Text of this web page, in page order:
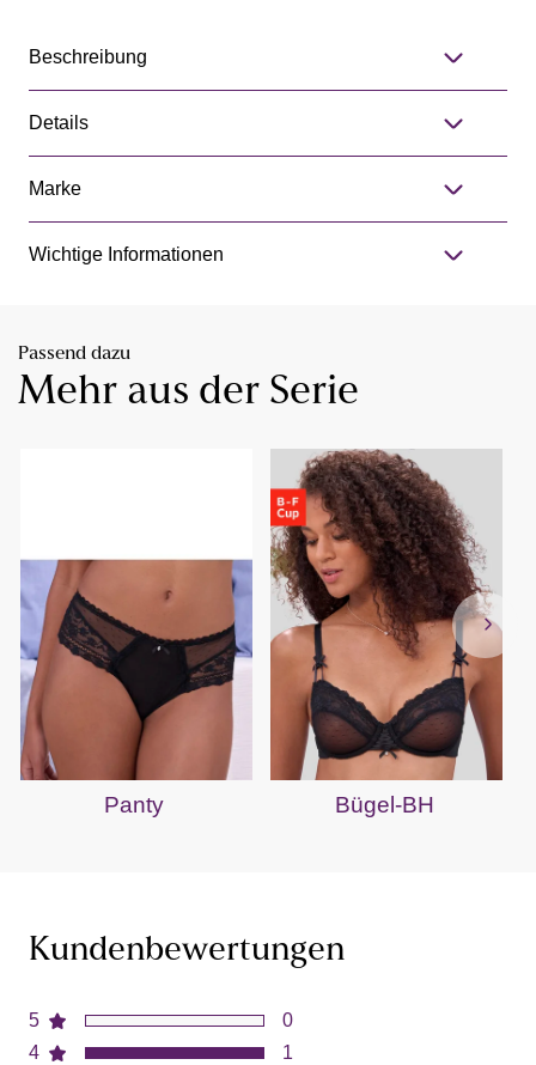
Beschreibung
Details
Marke
Wichtige Informationen
Passend dazu
Mehr aus der Serie
Panty Bügel-BH
Kundenbewertungen
5
4
0
1